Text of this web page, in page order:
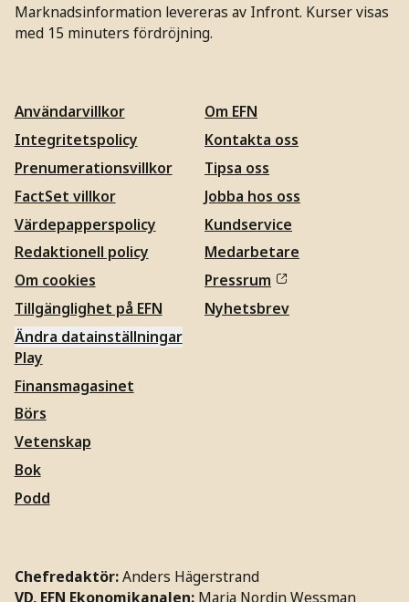
Marknadsinformation levereras av Infront. Kurser visas
med 15 minuters fördröjning.
Användarvillkor
Integritetspolicy
Prenumerationsvillkor
FactSet villkor
Värdepapperspolicy
Redaktionell policy
Om cookies
Tillgänglighet på EFN
Ändra datainställningar
Om EFN
Kontakta oss
Tipsa oss
Jobba hos oss
Kundservice
Medarbetare
Pressrum
Nyhetsbrev
Play
Finansmagasinet
Börs
Vetenskap
Bok
Podd
Chefredaktör:Anders Hägerstrand
VD, EFN Ekonomikanalen: Maria Nordin Wessman